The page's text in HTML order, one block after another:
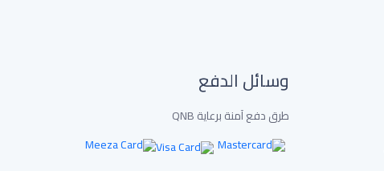
وسائل الدفع
طرق دفع آمنة برعاية QNB